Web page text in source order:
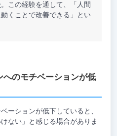
。この経験を通して、「人間
くことで改善できる」とい
のモチベーションが低
ーションが低下していると、
ない」と感じる場合がありま